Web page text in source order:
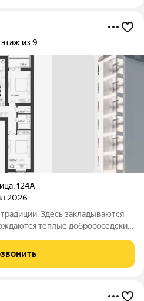
этаж из 9
,124А
2026
Здесь закладываются
тёплые добрососедские
обретают новую форму.